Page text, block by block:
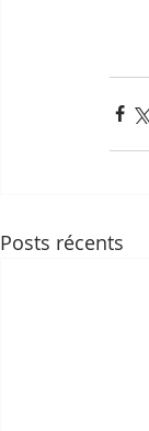
Posts récents